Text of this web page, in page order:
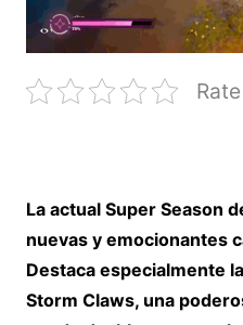
La actual Super Season
nuevas y emocionantes
Destaca especialmente
Storm Claws, una